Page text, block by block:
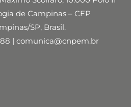
de Campinas – CEP
SP, Brasil.
| comunica@cnpem.br